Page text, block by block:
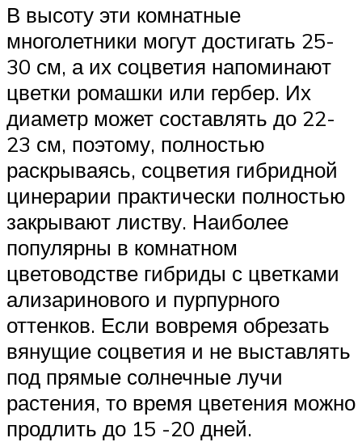
В высоту эти комнатные
многолетники могут достигать 25-
30 см, а их соцветия напоминают
цветки ромашки или гербер. Их
диаметр может составлять до 22-
23 см, поэтому, полностью
раскрываясь, соцветия гибридной
цинерарии практически полностью
закрывают листву. Наиболее
популярны в комнатном
цветоводстве гибриды с цветками
ализаринового и пурпурного
оттенков. Если вовремя обрезать
вянущие соцветия и не выставлять
под прямые солнечные лучи
растения, то время цветения можно
продлить до 15 -20 дней.